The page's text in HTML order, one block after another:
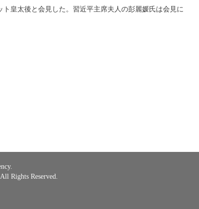
皇太後と会見した。習近平主席夫人の彭麗媛氏は会見に
Rights Reserved.